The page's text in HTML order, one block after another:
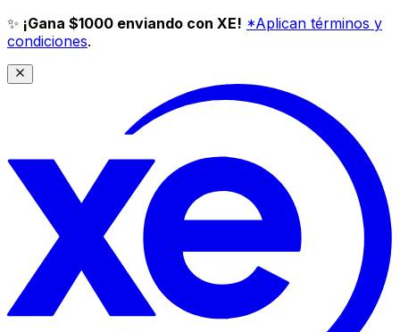
✨ ¡Gana $1000 enviando con XE! *Aplican términos y
condiciones.